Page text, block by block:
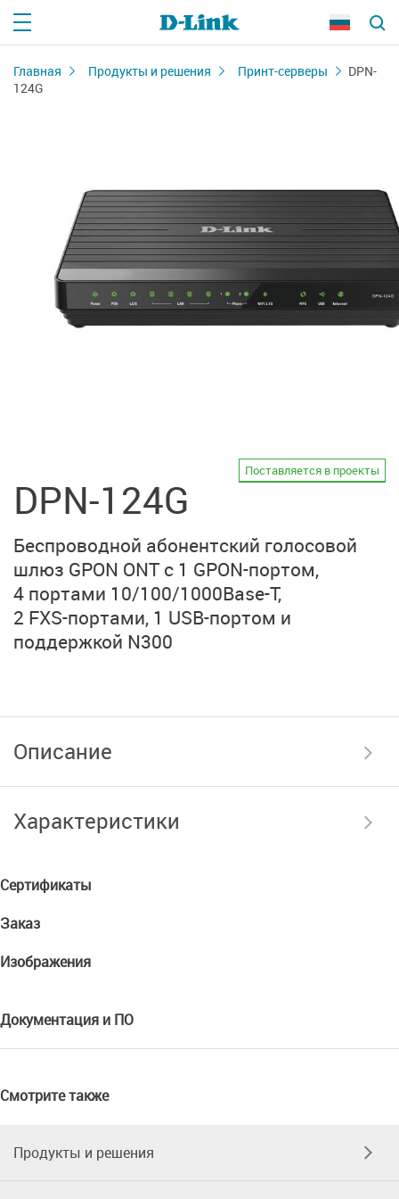
Главная Продукты и решения Принт-серверы
DPN-
124G
DPN-124G
Поставляется в проекты
Беспроводной абонентский голосовой
шлюз GPON ONT с 1 GPON-портом,
4 портами 10/100/1000Base-T,
2 FXS-портами, 1 USB-портом и
поддержкой N300
Описание
Характеристики
Сертификаты
Заказ
Изображения
Документация и ПО
Смотрите также
Продукты и решения